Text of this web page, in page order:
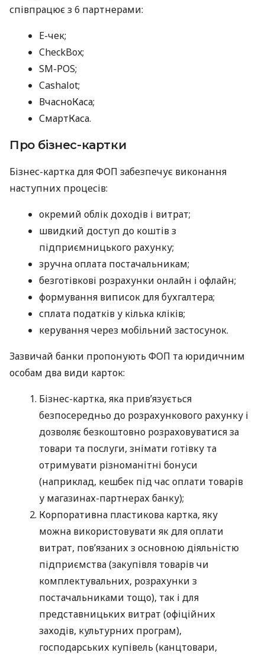
співпрацює з 6 партнерами:
E-чек;
CheckBox;
SM-POS;
Cashalot;
ВчасноКаса;
СмартКаса.
Про бізнес-картки
Бізнес-картка для ФОП забезпечує виконання
наступних процесів:
окремий облік доходів і витрат;
швидкий доступ до коштів з
підприємницького рахунку;
зручна оплата постачальникам;
безготівкові розрахунки онлайн і офлайн;
формування виписок для бухгалтера;
сплата податків у кілька кліків;
керування через мобільний застосунок.
Зазвичай банки пропонують ФОП та юридичним
особам два види карток:
Бізнес-картка, яка прив’язується
безпосередньо до розрахункового рахунку і
дозволяє безкоштовно розраховуватися за
товари та послуги, знімати готівку та
отримувати різноманітні бонуси
(наприклад, кешбек під час оплати товарів
у магазинах-партнерах банку);
Корпоративна пластикова картка, яку
можна використовувати як для оплати
витрат, пов’язаних з основною діяльністю
підприємства (закупівля товарів чи
комплектувальних, розрахунки з
постачальниками тощо), так і для
представницьких витрат (офіційних
заходів, культурних програм),
господарських купівель (канцтовари,